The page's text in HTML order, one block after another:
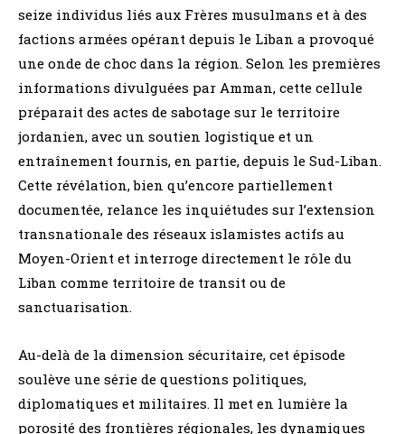
seize individus liés aux Frères musulmans et à des
factions armées opérant depuis le Liban a provoqué
une onde de choc dans la région. Selon les premières
informations divulguées par Amman, cette cellule
préparait des actes de sabotage sur le territoire
jordanien, avec un soutien logistique et un
entraînement fournis, en partie, depuis le Sud-Liban.
Cette révélation, bien qu’encore partiellement
documentée, relance les inquiétudes sur l’extension
transnationale des réseaux islamistes actifs au
Moyen-Orient et interroge directement le rôle du
Liban comme territoire de transit ou de
sanctuarisation.
Au-delà de la dimension sécuritaire, cet épisode
soulève une série de questions politiques,
diplomatiques et militaires. Il met en lumière la
porosité des frontières régionales, les dynamiques